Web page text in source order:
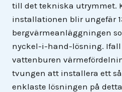
till det tekniska utrymmet.
installationen blir ungefär
bergvärmeanläggningen
nyckel-i-hand-lösning.
vattenburen
tvungen att installera ett
enklaste lösningen på